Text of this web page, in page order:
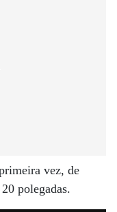
vez, de
polegadas.